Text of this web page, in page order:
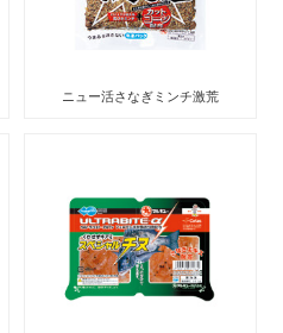
ニュー活さなぎミンチ激荒